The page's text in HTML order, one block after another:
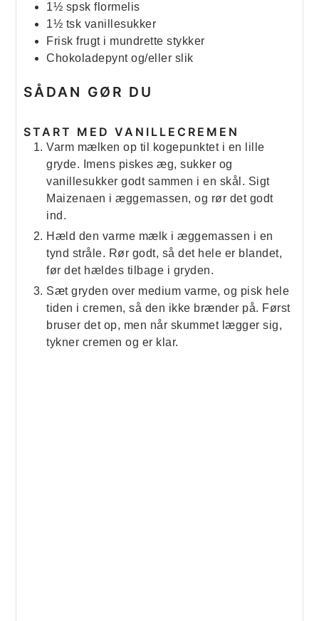
1½ spsk flormelis
1½ tsk vanillesukker
Frisk frugt i mundrette stykker
Chokoladepynt og/eller slik
SÅDAN GØR DU
START MED VANILLECREMEN
Varm mælken op til kogepunktet i en lille
gryde. Imens piskes æg, sukker og
vanillesukker godt sammen i en skål. Sigt
Maizenaen i æggemassen, og rør det godt
ind.
Hæld den varme mælk i æggemassen i en
tynd stråle. Rør godt, så det hele er blandet,
før det hældes tilbage i gryden.
Sæt gryden over medium varme, og pisk hele
tiden i cremen, så den ikke brænder på. Først
bruser det op, men når skummet lægger sig,
tykner cremen og er klar.